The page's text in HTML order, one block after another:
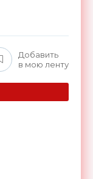
Добавить
в мою ленту